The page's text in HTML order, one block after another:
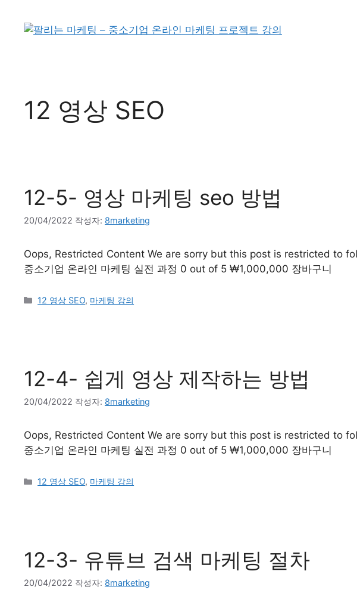
12 영상 SEO
12-5- 영상 마케팅 seo 방법
20/04/2022 작성자: 8marketing
Oops, Restricted Content We are sorry but this post is restricted to
중소기업 온라인 마케팅 실전 과정 0 out of 5 ₩1,000,000 장바구니
12 영상 SEO, 마케팅 강의
12-4- 쉽게 영상 제작하는 방법
20/04/2022 작성자: 8marketing
Oops, Restricted Content We are sorry but this post is restricted to
중소기업 온라인 마케팅 실전 과정 0 out of 5 ₩1,000,000 장바구니
12 영상 SEO, 마케팅 강의
12-3- 유튜브 검색 마케팅 절차
20/04/2022 작성자: 8marketing